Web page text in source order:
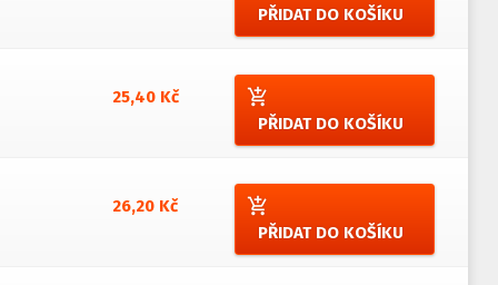
PŘIDAT DO KOŠÍKU
25,40 Kč add_shopping_cart
PŘIDAT DO KOŠÍKU
26,20 Kč add_shopping_cart
PŘIDAT DO KOŠÍKU